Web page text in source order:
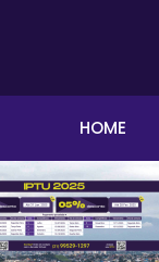
HOME